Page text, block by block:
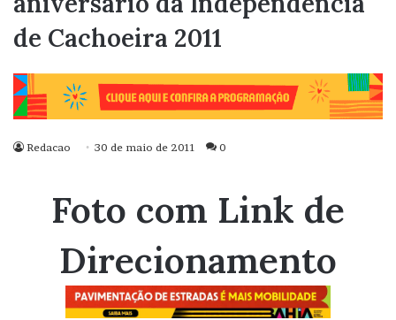
de Cachoeira 2011
Redacao 30 de maio de 2011 0
Foto com Link de
Direcionamento